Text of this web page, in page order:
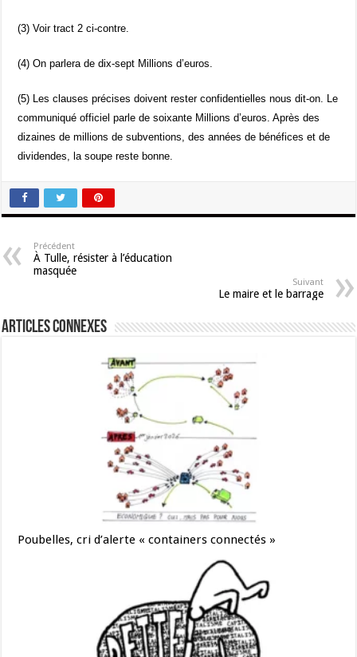
(3) Voir tract 2 ci-contre.
(4) On parlera de dix-sept Millions d’euros.
(5) Les clauses précises doivent rester confidentielles nous dit-on. Le
communiqué officiel parle de soixante Millions d’euros. Après des
dizaines de millions de subventions, des années de bénéfices et de
dividendes, la soupe reste bonne.
Précédent
À Tulle, résister à l’éducation
masquée
Suivant
Le maire et le barrage
Articles connexes
Poubelles, cri d’alerte « containers connectés »